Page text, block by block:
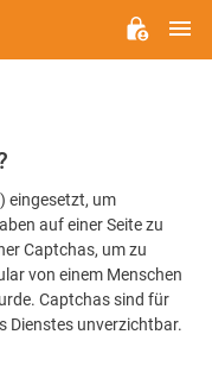
eingesetzt, um
auf einer Seite zu
Captchas, um zu
von einem Menschen
Captchas sind für
Dienstes unverzichtbar.